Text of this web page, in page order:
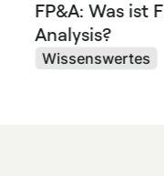
FP&A: Was ist
Analysis?
Wissenswertes